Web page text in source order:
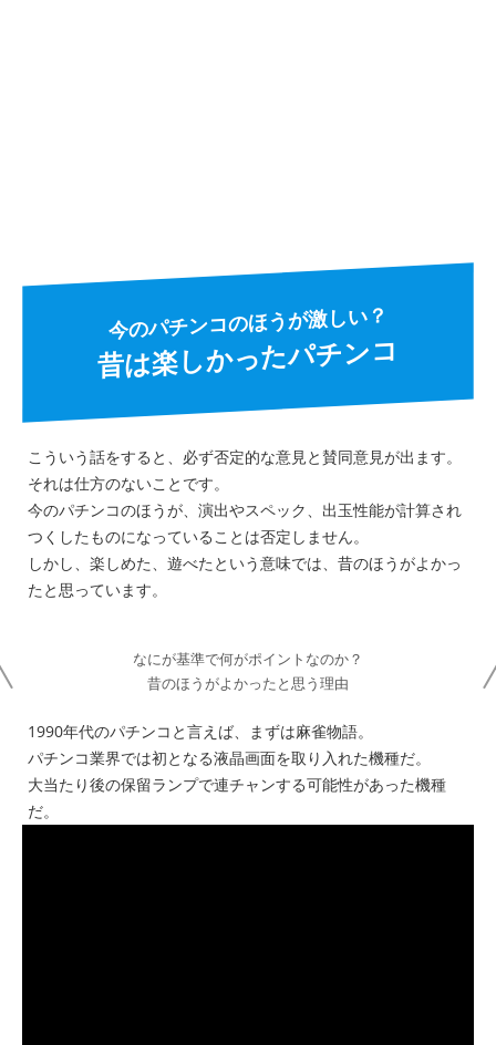
今のパチンコのほうが激しい？
昔は楽しかったパチンコ
こういう話をすると、必ず否定的な意見と賛同意見が出ます。
それは仕方のないことです。
今のパチンコのほうが、演出やスペック、出玉性能が計算され
つくしたものになっていることは否定しません。
しかし、楽しめた、遊べたという意味では、昔のほうがよかっ
たと思っています。
なにが基準で何がポイントなのか？
昔のほうがよかったと思う理由
1990年代のパチンコと言えば、まずは麻雀物語。
パチンコ業界では初となる液晶画面を取り入れた機種だ。
大当たり後の保留ランプで連チャンする可能性があった機種
だ。